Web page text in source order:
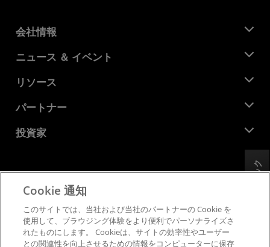
会社情報
AMD について
企業責任
お問い合わせ
ニュース ＆ イベント
ニュースルーム
メディア ライブラリ
リソース
デベロッパー セントラル
ケース スタディ
パートナー
AMD パートナー ハブ
投資家
財務情報
取締役会
ガバナンス報告書
SEC 提出書類
プライバシー
商標
サプライ チェーンの透明性
フィードバック
Cookie 通知
このサイトでは、当社および当社のパートナーの Cookie を
使用して、ブラウジング体験をより便利でパーソナライズさ
れたものにします。 Cookieは、サイトの効率性やユーザー
との関連性を向上させるための情報をコンピューターに保存